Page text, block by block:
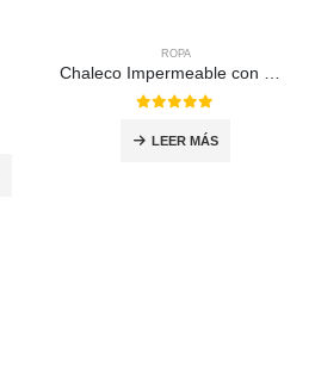
ROPA
Chaleco Impermeable con Gorrita
LEER MÁS